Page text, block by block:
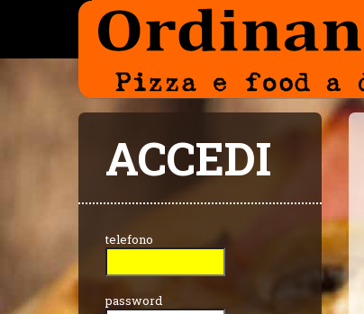
ACCEDI
telefono
password